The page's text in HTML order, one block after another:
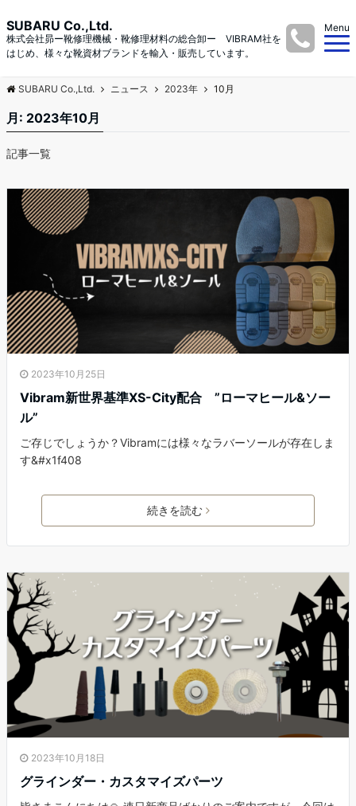
SUBARU Co.,Ltd.
株式会社昴ー靴修理機械・靴修理材料の総合卸ー VIBRAM社を
はじめ、様々な靴資材ブランドを輸入・販売しています。
Menu
SUBARU Co.,Ltd. ニュース 2023年 10月
月: 2023年10月
記事一覧
2023年10月25日
Vibram新世界基準XS-City配合 ”ローマヒール&ソー
ル”
ご存じでしょうか？Vibramには様々なラバーソールが存在しま
す&#x1f408
続きを読む
2023年10月18日
グラインダー・カスタマイズパーツ